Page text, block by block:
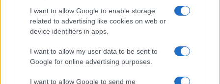
I want to allow Google to enable storage
related to advertising like cookies on web or
device identifiers in apps.
I want to allow my user data to be sent to
Google for online advertising purposes.
I want to allow Google to send me
Le previsioni di ACI scendono nel dettaglio:
crescere al ritmo maggiore dovrebbero essere i
passeggeri su tratte internazionali con un
decollo più rapido rispetto rispetto al traffico
che sarà assorbito da i treni ad alta